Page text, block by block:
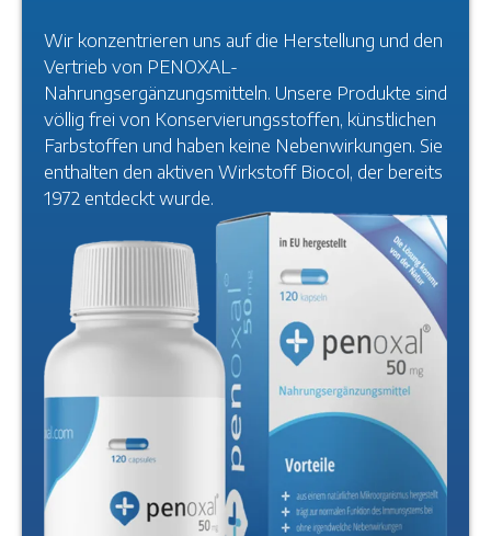
Wir konzentrieren uns auf die Herstellung und den
Vertrieb von PENOXAL-
Nahrungsergänzungsmitteln. Unsere Produkte sind
völlig frei von Konservierungsstoffen, künstlichen
Farbstoffen und haben keine Nebenwirkungen. Sie
enthalten den aktiven Wirkstoff Biocol, der bereits
1972 entdeckt wurde.